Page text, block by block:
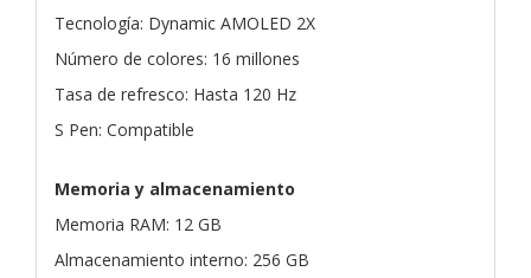
Tecnología: Dynamic AMOLED 2X
Número de colores: 16 millones
Tasa de refresco: Hasta 120 Hz
S Pen: Compatible
Memoria y almacenamiento
Memoria RAM: 12 GB
Almacenamiento interno: 256 GB